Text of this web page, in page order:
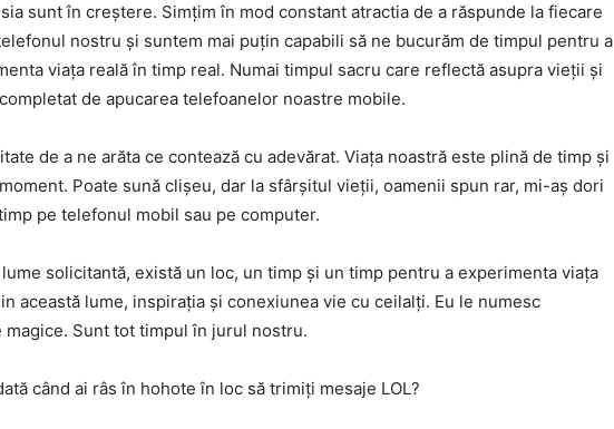
sunt în creștere. Simțim în mod constant atractia de a răspunde la fiecare
nostru și suntem mai puțin capabili să ne bucurăm de timpul pentru a
viața reală în timp real. Numai timpul sacru care reflectă asupra vieții și
de apucarea telefoanelor noastre mobile.
de a ne arăta ce contează cu adevărat. Viața noastră este plină de timp și
Poate sună clișeu, dar la sfârșitul vieții, oamenii spun rar, mi-aș dori
pe telefonul mobil sau pe computer.
solicitantă, există un loc, un timp și un timp pentru a experimenta viața
această lume, inspirația și conexiunea vie cu ceilalți. Eu le numesc
magice. Sunt tot timpul în jurul nostru.
când ai râs în hohote în loc să trimiți mesaje LOL?